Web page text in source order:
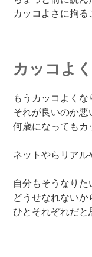
カッコよさに拘る
カッコよく
もうカッコよくな
それが良いのか悪
何歳になってもカ
ネットやらリアル
自分もそうなりた
どうせなれない
ひとそれぞれだと